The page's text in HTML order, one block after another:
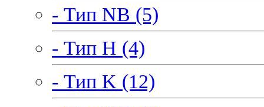
- Тип NB (5)
- Тип H (4)
- Тип K (12)